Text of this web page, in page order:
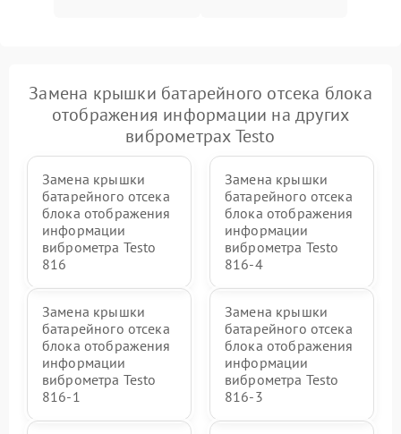
Замена крышки батарейного отсека блока
отображения информации на других
виброметрах Testo
Замена крышки
батарейного отсека
блока отображения
информации
виброметра Testo
816
Замена крышки
батарейного отсека
блока отображения
информации
виброметра Testo
816-4
Замена крышки
батарейного отсека
блока отображения
информации
виброметра Testo
816-1
Замена крышки
батарейного отсека
блока отображения
информации
виброметра Testo
816-3